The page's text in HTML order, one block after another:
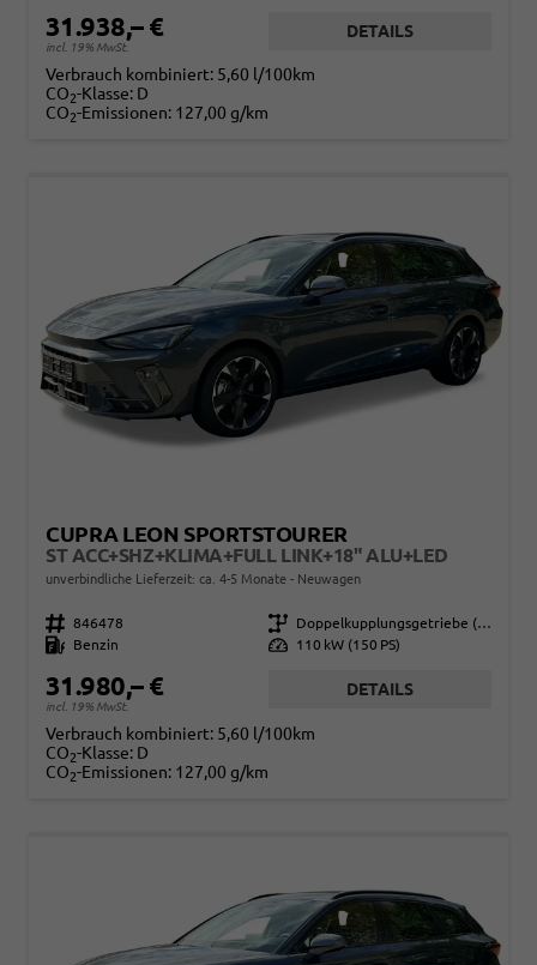
31.938,– €
incl. 19% MwSt.
DETAILS
Verbrauch kombiniert: 5,60 l/100km
CO2-Klasse: D
CO2-Emissionen: 127,00 g/km
CUPRA LEON SPORTSTOURER
ST ACC+SHZ+KLIMA+FULL LINK+18" ALU+LED
unverbindliche Lieferzeit: ca. 4-5 Monate Neuwagen
Fahrzeugnr. 846478 Getriebe
Doppelkupplungsgetriebe (DSG)
Kraftstoff
Benzin Leistung 110 kW (150 PS)
31.980,– €
incl. 19% MwSt.
DETAILS
Verbrauch kombiniert: 5,60 l/100km
CO2-Klasse: D
CO2-Emissionen: 127,00 g/km